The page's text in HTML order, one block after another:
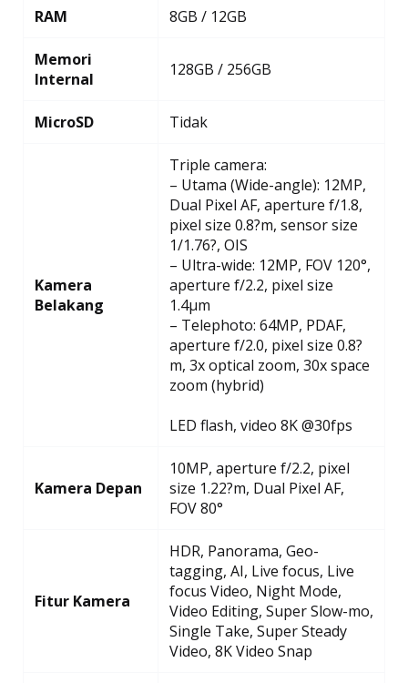
RAM 8GB / 12GB
Memori
Internal
128GB / 256GB
MicroSD Tidak
Kamera
Belakang
Triple camera:
– Utama (Wide-angle): 12MP,
Dual Pixel AF, aperture f/1.8,
pixel size 0.8?m, sensor size
1/1.76?, OIS
– Ultra-wide: 12MP, FOV 120°,
aperture f/2.2, pixel size
1.4µm
– Telephoto: 64MP, PDAF,
aperture f/2.0, pixel size 0.8?
m, 3x optical zoom, 30x space
zoom (hybrid)
LED flash, video 8K @30fps
Kamera Depan
10MP, aperture f/2.2, pixel
size 1.22?m, Dual Pixel AF,
FOV 80°
Fitur Kamera
HDR, Panorama, Geo-
tagging, AI, Live focus, Live
focus Video, Night Mode,
Video Editing, Super Slow-mo,
Single Take, Super Steady
Video, 8K Video Snap